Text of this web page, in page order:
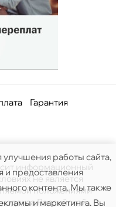
Гарантия
информационный
не является
положениями
Российской.
работы сайта,
и предоставления
контента. Мы также
и маркетинга. Вы